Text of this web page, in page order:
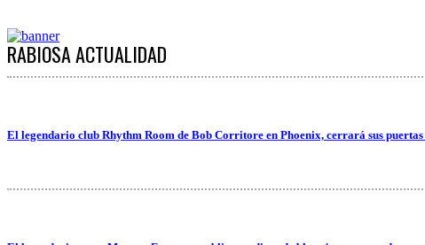
RABIOSA ACTUALIDAD
El legendario club Rhythm Room de Bob Corritore en Phoenix, cerrará sus puertas